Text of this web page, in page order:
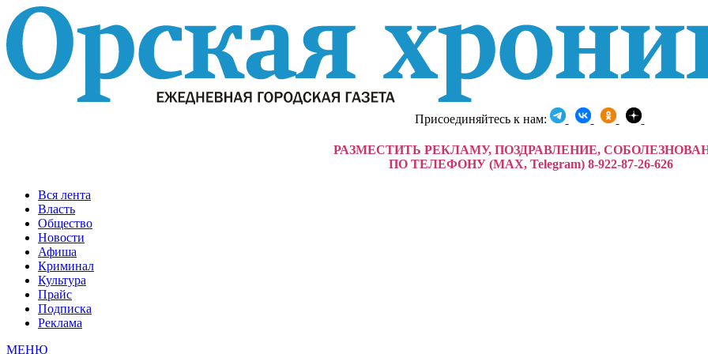
Присоединяйтесь к нам:
РАЗМЕСТИТЬ РЕКЛАМУ, ПОЗДРАВЛЕНИЕ,
ПО ТЕЛЕФОНУ (MAX, Telegram) 8-922-87-26-626
Вся лента
Власть
Общество
Новости
Афиша
Криминал
Культура
Прайс
Подписка
Реклама
МЕНЮ